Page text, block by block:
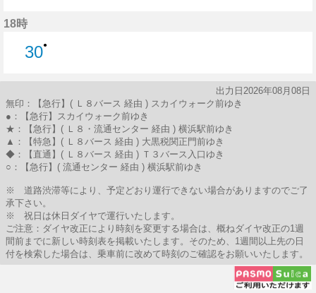
18時
30●
出力日2026年08月08日
無印：【急行】( Ｌ８バース 経由 ) スカイウォーク前ゆき
●：【急行】スカイウォーク前ゆき
★：【急行】( Ｌ８・流通センター 経由 ) 横浜駅前ゆき
▲：【特急】( Ｌ８バース 経由 ) 大黒税関正門前ゆき
◆：【直通】( Ｌ８バース 経由 ) Ｔ３バース入口ゆき
○：【急行】( 流通センター 経由 ) 横浜駅前ゆき
※ 道路渋滞等により、予定どおり運行できない場合がありますのでご了
承下さい。
※ 祝日は休日ダイヤで運行いたします。
ご注意：ダイヤ改正により時刻を変更する場合は、概ねダイヤ改正の1週
間前までに新しい時刻表を掲載いたします。そのため、1週間以上先の日
付を検索した場合は、乗車前に改めて時刻のご確認をお願いいたします。